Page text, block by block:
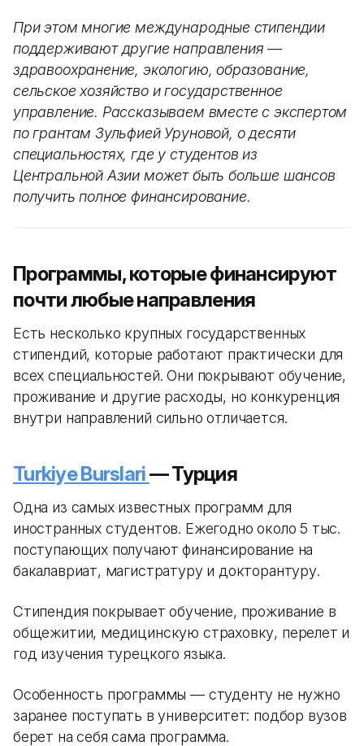
При этом многие международные стипендии
поддерживают другие направления —
здравоохранение, экологию, образование,
сельское хозяйство и государственное
управление. Рассказываем вместе с экспертом
по грантам Зульфией Уруновой, о десяти
специальностях, где у студентов из
Центральной Азии может быть больше шансов
получить полное финансирование.
Программы, которые финансируют
почти любые направления
Есть несколько крупных государственных
стипендий, которые работают практически для
всех специальностей. Они покрывают обучение,
проживание и другие расходы, но конкуренция
внутри направлений сильно отличается.
Turkiye Burslari— Турция
Одна из самых известных программ для
иностранных студентов. Ежегодно около 5 тыс.
поступающих получают финансирование на
бакалавриат, магистратуру и докторантуру.
Стипендия покрывает обучение, проживание в
общежитии, медицинскую страховку, перелет и
год изучения турецкого языка.
Особенность программы — студенту не нужно
заранее поступать в университет: подбор вузов
берет на себя сама программа.